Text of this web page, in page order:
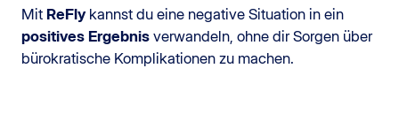
Mit ReFlykannst du eine negative Situation in ein
positives Ergebnis verwandeln, ohne dir Sorgen über
bürokratische Komplikationen zu machen.